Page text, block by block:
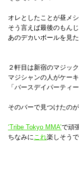
オレとしたことが昼メ
そう言えば最後のもん
あのデカいボールを見
２軒目は新宿のマジッ
マジシャンの人がケー
「バースデイパーティ
そのバーで見つけたの
‘Tribe Tokyo MMA’で頑
ちなみにこれ楽しそうで